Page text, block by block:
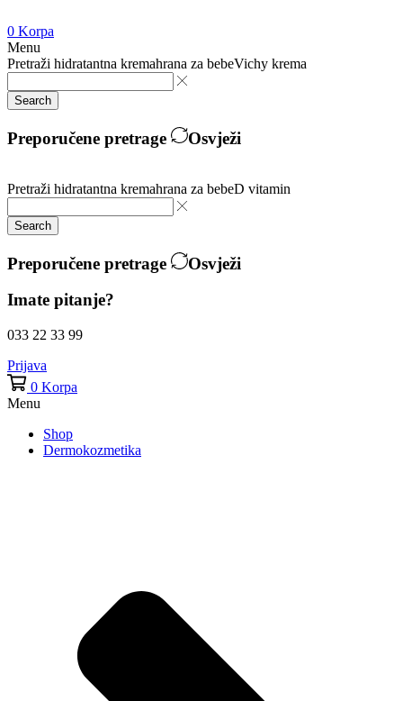
0 Korpa
Menu
Pretraži hidratantna kremahrana za bebeVichy krema
Search
Preporučene pretrage Osvježi
Pretraži hidratantna kremahrana za bebeD vitamin
Search
Preporučene pretrage
Osvježi
Imate pitanje?
033 22 33 99
Prijava
0 Korpa
Menu
Shop
Dermokozmetika